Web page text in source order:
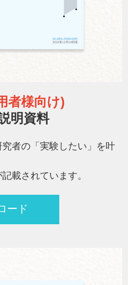
者様向け)
明資料
者の「実験したい」を叶
載されています。
ード